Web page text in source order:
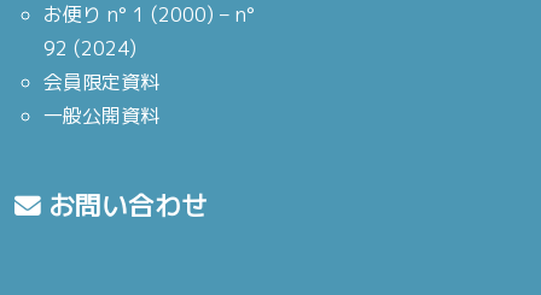
お便り n° 1 (2000) – n°
92 (2024)
会員限定資料
一般公開資料
お問い合わせ